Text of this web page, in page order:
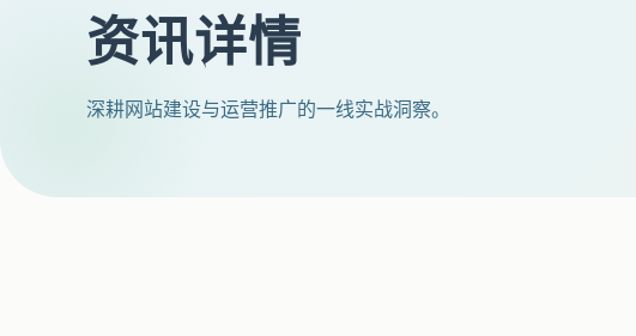
资讯详情
深耕网站建设与运营推广的一线实战洞察。